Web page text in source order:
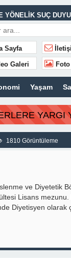
YÖNELİK SUÇ
EFE
UNUTULMADI
Sayfa
Galeri
Yaşam
YARGI
1810 Görüntüleme
ve Diyetetik
Lisans mezunu.
Diyetisyen olarak